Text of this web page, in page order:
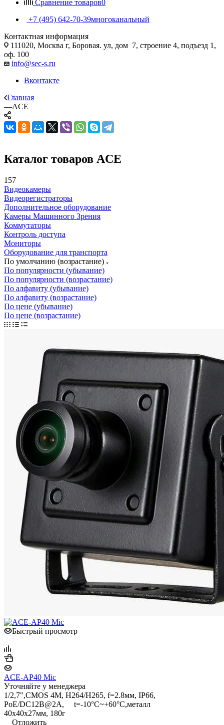
Сравнение товаров0
+7 (495) 642-70-39многоканальный
Контактная информация
111020, Москва г, Боровая. ул, дом 7, строение 4, подъезд 1,
оф. 100
info@sec-s.ru
Вконтакте
Главная
—ACE
Каталог товаров ACE
157
Видеокамеры
Видеорегистраторы
Дополнительное оборудование
Камеры Машинного Зрения
Коммутаторы
Контроль доступа
Мониторы
Оборудование для транспорта
По умолчанию (возрастание)
По популярности (убывание)
По популярности (возрастание)
По алфавиту (убывание)
По алфавиту (возрастание)
По цене (убывание)
По цене (возрастание)
Быстрый просмотр
ACE-AP40 Mic
Уточняйте у менеджера
1/2,7",CMOS 4M, H264/H265, f=2.8мм, IP66,
PoE/DC12B@2A, t=-10°C~+60°C,металл
40x40x27мм, 180г
Отложить